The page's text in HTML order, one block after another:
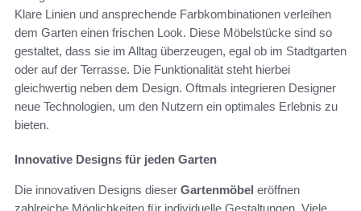
Klare Linien und ansprechende Farbkombinationen verleihen
dem Garten einen frischen Look. Diese Möbelstücke sind so
gestaltet, dass sie im Alltag überzeugen, egal ob im Stadtgarten
oder auf der Terrasse. Die Funktionalität steht hierbei
gleichwertig neben dem Design. Oftmals integrieren Designer
neue Technologien, um den Nutzern ein optimales Erlebnis zu
bieten.
Innovative Designs für jeden Garten
Die innovativen Designs dieser Gartenmöbel eröffnen
zahlreiche Möglichkeiten für individuelle Gestaltungen. Viele